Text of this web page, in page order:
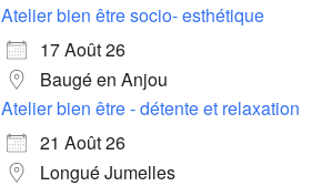
Atelier bien être socio- esthétique
17 Août 26
Baugé en Anjou
Atelier bien être - détente et relaxation
21 Août 26
Longué Jumelles